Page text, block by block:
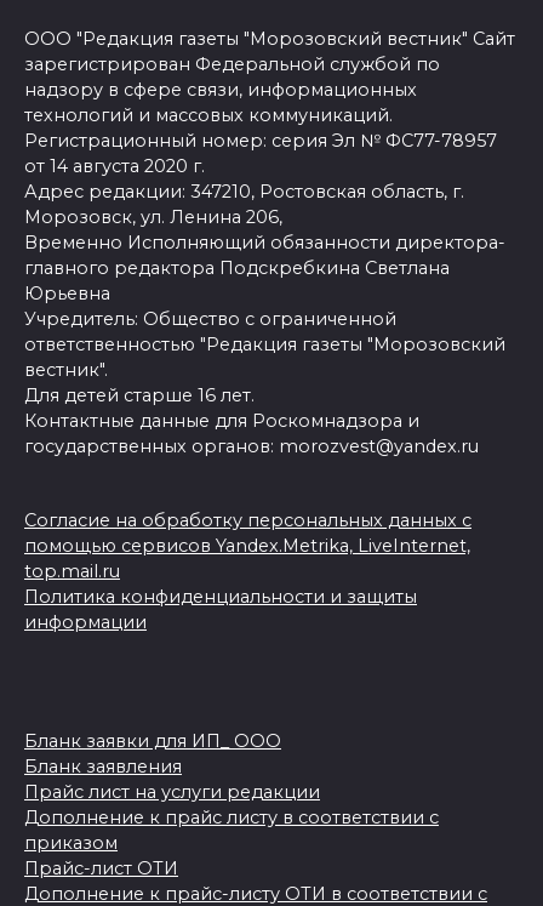
ООО "Редакция газеты "Морозовский вестник" Сайт
зарегистрирован Федеральной службой по
надзору в сфере связи, информационных
технологий и массовых коммуникаций.
Регистрационный номер: серия Эл № ФС77-78957
от 14 августа 2020 г.
Адрес редакции: 347210, Ростовская область, г.
Морозовск, ул. Ленина 206,
Временно Исполняющий обязанности директора-
главного редактора Подскребкина Светлана
Юрьевна
Учредитель: Общество с ограниченной
ответственностью "Редакция газеты "Морозовский
вестник".
Для детей старше 16 лет.
Контактные данные для Роскомнадзора и
государственных органов: morozvest@yandex.ru
Согласие на обработку персональных данных с
помощью сервисов Yandex.Metrika, LiveInternet,
top.mail.ru
Политика конфиденциальности и защиты
информации
Бланк заявки для ИП_ ООО
Бланк заявления
Прайс лист на услуги редакции
Дополнение к прайс листу в соответствии с
приказом
Прайс-лист ОТИ
Дополнение к прайс-листу ОТИ в соответствии с